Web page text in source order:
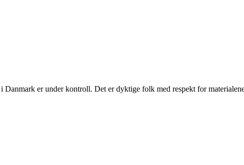
er under kontroll. Det er dyktige folk med respekt for